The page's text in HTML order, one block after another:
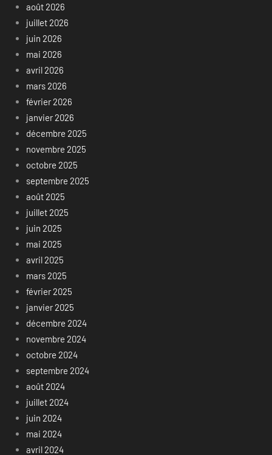
août 2026
juillet 2026
juin 2026
mai 2026
avril 2026
mars 2026
février 2026
janvier 2026
décembre 2025
novembre 2025
octobre 2025
septembre 2025
août 2025
juillet 2025
juin 2025
mai 2025
avril 2025
mars 2025
février 2025
janvier 2025
décembre 2024
novembre 2024
octobre 2024
septembre 2024
août 2024
juillet 2024
juin 2024
mai 2024
avril 2024